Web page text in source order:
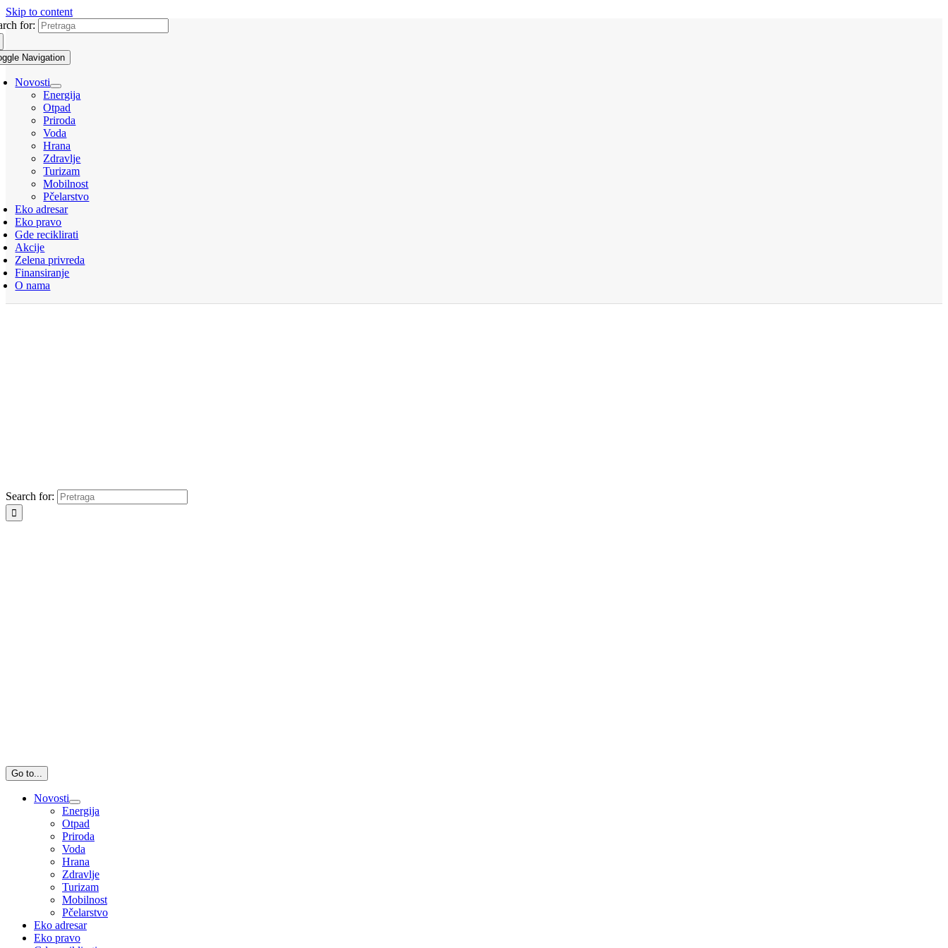
Skip to content
for:
Navigation
Novosti
Energija
Otpad
Priroda
Voda
Hrana
Zdravlje
Turizam
Mobilnost
Pčelarstvo
Eko adresar
Eko pravo
Gde reciklirati
Akcije
Zelena privreda
Finansiranje
O nama
Search for:
Go to...
Novosti
Energija
Otpad
Priroda
Voda
Hrana
Zdravlje
Turizam
Mobilnost
Pčelarstvo
Eko adresar
Eko pravo